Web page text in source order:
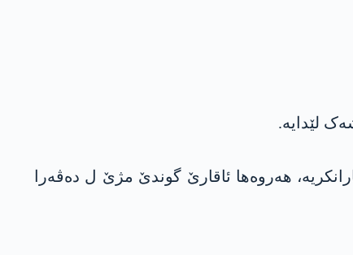
تۆپبارانکریە، هەروەها ئاقارێ گوندێ مژێ ل دەڤەرا